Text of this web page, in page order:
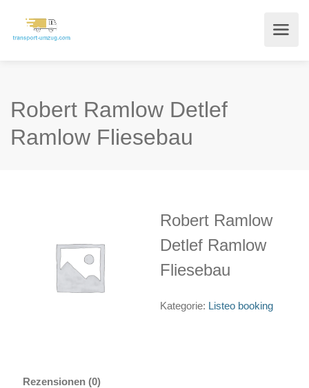
Robert Ramlow Detlef
Ramlow Fliesebau
Robert Ramlow
Detlef Ramlow
Fliesebau
Kategorie: Listeo booking
Rezensionen (0)